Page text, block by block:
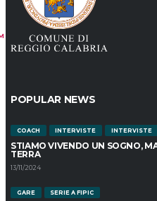
POPULAR NEWS
COACH INTERVISTE INTERVISTE
STIAMO VIVENDO UN SOGNO,
TERRA
13/11/2024
GARE SERIE A FIPIC